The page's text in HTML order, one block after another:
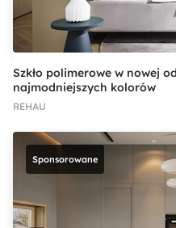
Szkło polimerowe w nowej
najmodniejszych kolorów
REHAU
Sponsorowane